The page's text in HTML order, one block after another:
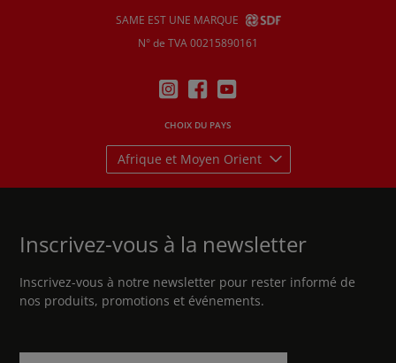
SAME EST UNE MARQUE
N° de TVA 00215890161
CHOIX DU PAYS
Afrique et Moyen Orient
Inscrivez-vous à la newsletter
Inscrivez-vous à notre newsletter pour rester informé de
nos produits, promotions et événements.